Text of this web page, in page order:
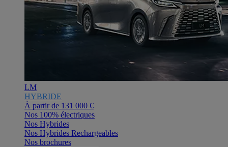
LM
HYBRIDE
À partir de 131 000 €
Nos 100% électriques
Nos Hybrides
Nos Hybrides Rechargeables
Nos brochures